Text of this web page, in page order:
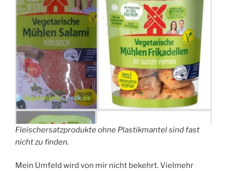
Fleischersatzprodukte ohne Plastikmantel sind fast
nicht zu finden.
Mein Umfeld wird von mir nicht bekehrt. Vielmehr